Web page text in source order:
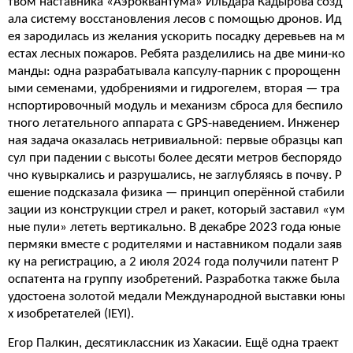
ала систему восстановления лесов с помощью дронов. Ид
ея зародилась из желания ускорить посадку деревьев на м
естах лесных пожаров. Ребята разделились на две мини-ко
манды: одна разрабатывала капсулу-парник с пророщенн
ыми семенами, удобрениями и гидрогелем, вторая — тра
нспортировочный модуль и механизм сброса для беспило
тного летательного аппарата с GPS-наведением. Инженер
ная задача оказалась нетривиальной: первые образцы кап
сул при падении с высоты более десяти метров беспорядо
чно кувыркались и разрушались, не заглубляясь в почву. Р
ешение подсказала физика — принцип оперённой стабили
зации из конструкции стрел и ракет, который заставил «ум
ные пули» лететь вертикально. В декабре 2023 года юные
пермяки вместе с родителями и наставником подали заяв
ку на регистрацию, а 2 июля 2024 года получили патент Р
оспатента на группу изобретений. Разработка также была
удостоена золотой медали Международной выставки юны
х изобретателей (IEYI).
Егор Палкин, десятиклассник из Хакасии. Ещё одна траект